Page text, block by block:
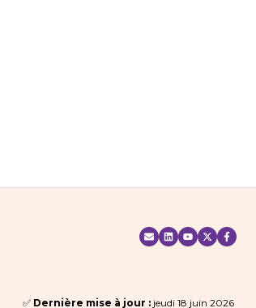
✅ Dernière mise à jour : jeudi 18 juin 2026